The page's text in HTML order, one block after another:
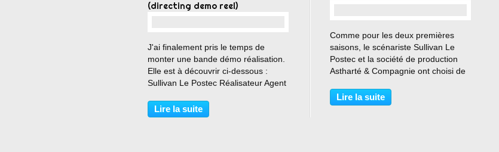
(directing demo reel)
J'ai finalement pris le temps de
monter une bande démo réalisation.
Elle est à découvrir ci-dessous :
Sullivan Le Postec Réalisateur Agent
y@ydb.fr https://www.ydb.fr Musique
Franck Lebon Les Engagés - XAOC
Lire la suite
Comme pour les deux premières
saisons, le scénariste Sullivan Le
Postec et la société de production
Astharté & Compagnie ont choisi de
de la troisième saison des Engagés :
XAOC. Des jeunes auteurs désireux
Lire la suite